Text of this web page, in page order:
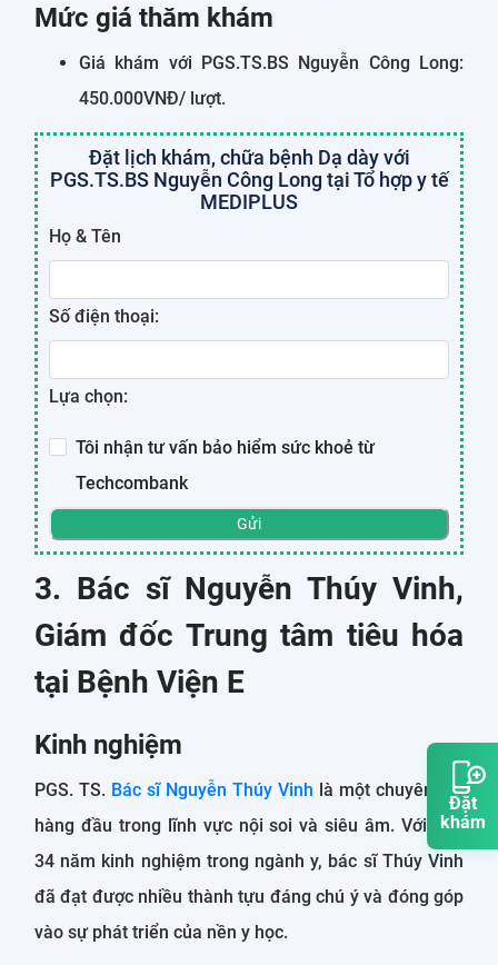
Đặt
khám
Mức giá thăm khám
Giá khám với PGS.TS.BS Nguyễn Công Long:
450.000VNĐ/ lượt.
Đặt lịch khám, chữa bệnh Dạ dày với
PGS.TS.BS Nguyễn Công Long tại Tổ hợp y tế
MEDIPLUS
Họ & Tên
Số điện thoại:
Lựa chọn:
Tôi nhận tư vấn bảo hiểm sức khoẻ từ
Techcombank
Gửi
3. Bác sĩ Nguyễn Thúy Vinh,
Giám đốc Trung tâm tiêu hóa
tại Bệnh Viện E
Kinh nghiệm
PGS. TS. Bác sĩ Nguyễn Thúy Vinh là một chuyên gia
hàng đầu trong lĩnh vực nội soi và siêu âm. Với hơn
34 năm kinh nghiệm trong ngành y, bác sĩ Thúy Vinh
đã đạt được nhiều thành tựu đáng chú ý và đóng góp
vào sự phát triển của nền y học.